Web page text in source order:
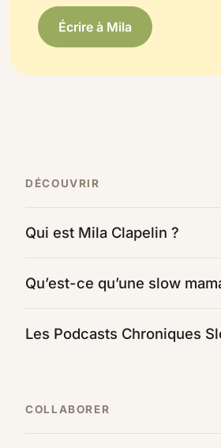
Écrire à Mila
DÉCOUVRIR
Qui est Mila Clapelin ?
Qu’est-ce qu’une slow
Les Podcasts Chroniques
COLLABORER